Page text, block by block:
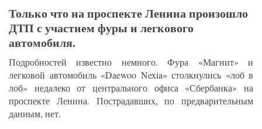
Только что на проспекте Ленина произошло
ДТП с участием фуры и легкового
автомобиля.
Подробностей известно немного. Фура «Магнит» и
легковой автомобиль «Daewoo Nexia» столкнулись «лоб в
лоб» недалеко от центрального офиса «Сбербанка» на
проспекте Ленина. Пострадавших, по предварительным
данным, нет.